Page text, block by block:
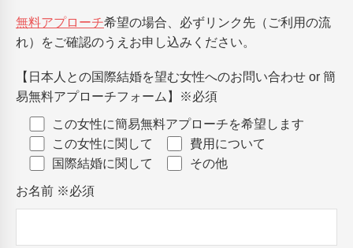
無料アプローチ希望の場合、必ずリンク先（ご利用の流
れ）をご確認のうえお申し込みください。
【日本人との国際結婚を望む女性へのお問い合わせ or 簡
易無料アプローチフォーム】
※必須
この女性に簡易無料アプローチを希望します
この女性に関して
費用について
国際結婚に関して
その他
お名前 ※必須